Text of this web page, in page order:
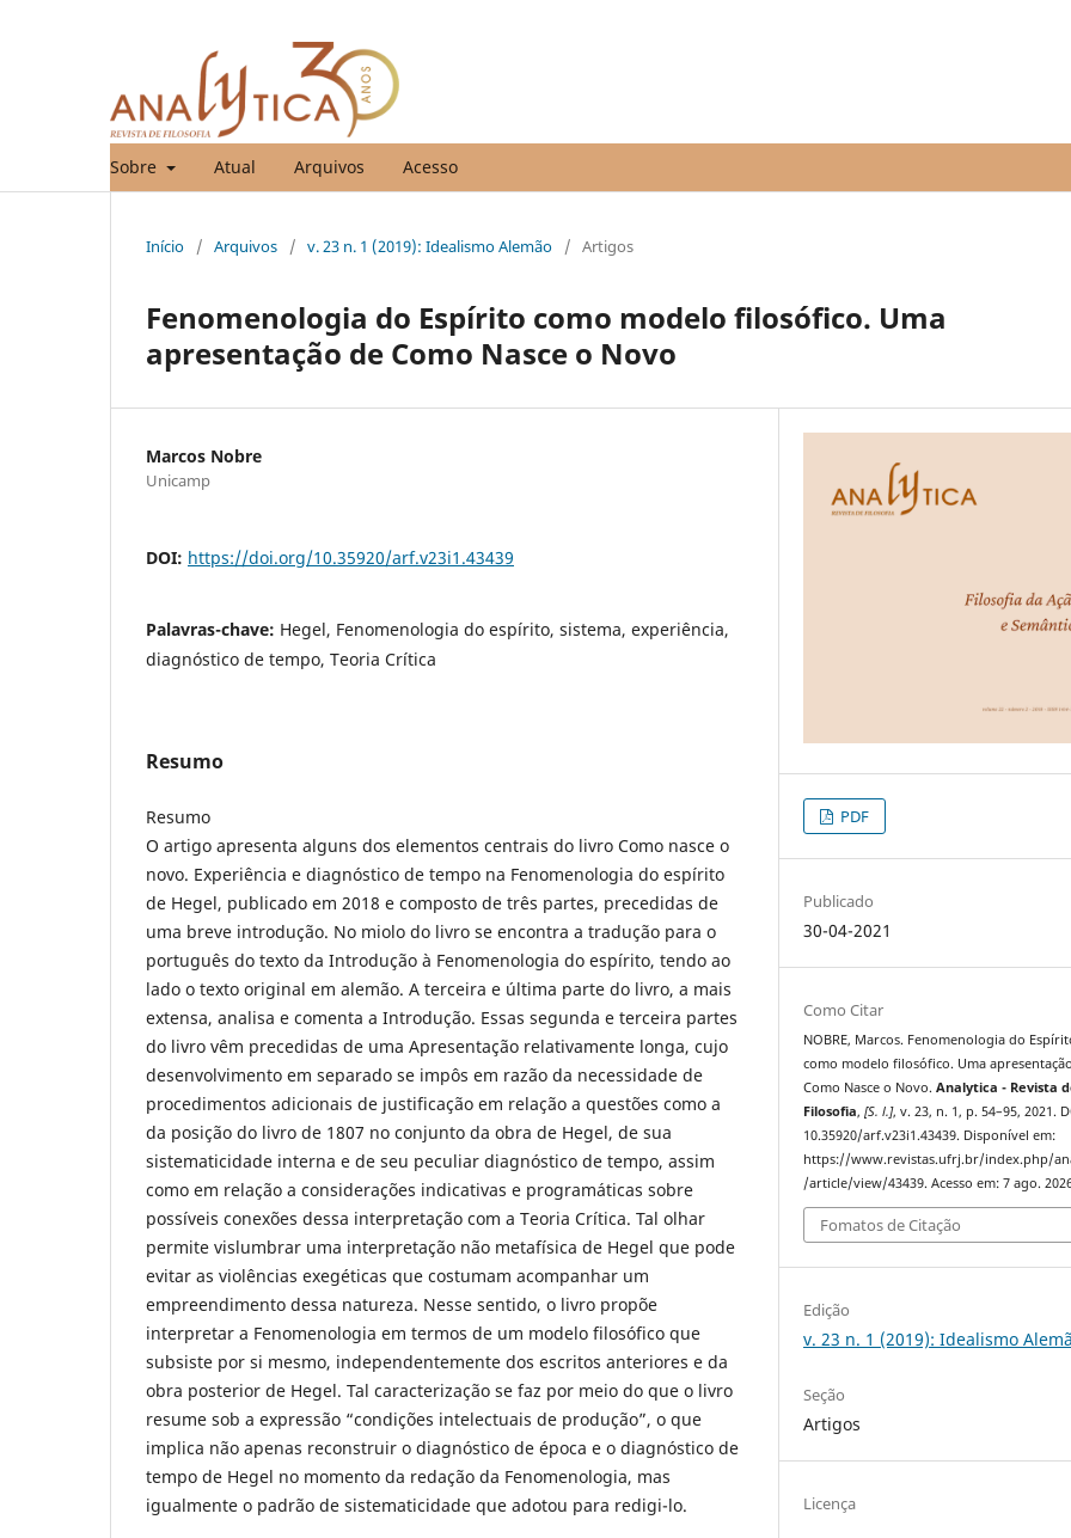
Sobre Atual Arquivos Acesso
Início / Arquivos / v. 23 n. 1 (2019): Idealismo Alemão / Artigos
Fenomenologia do Espírito como modelo filosófico. Uma
apresentação de Como Nasce o Novo
Marcos Nobre
Unicamp
DOI: https://doi.org/10.35920/arf.v23i1.43439
Palavras-chave: Hegel, Fenomenologia do espírito, sistema, experiência,
diagnóstico de tempo, Teoria Crítica
Resumo
Resumo
O artigo apresenta alguns dos elementos centrais do livro Como nasce o
novo. Experiência e diagnóstico de tempo na Fenomenologia do espírito
de Hegel, publicado em 2018 e composto de três partes, precedidas de
uma breve introdução. No miolo do livro se encontra a tradução para o
português do texto da Introdução à Fenomenologia do espírito, tendo ao
lado o texto original em alemão. A terceira e última parte do livro, a mais
extensa, analisa e comenta a Introdução. Essas segunda e terceira partes
do livro vêm precedidas de uma Apresentação relativamente longa, cujo
desenvolvimento em separado se impôs em razão da necessidade de
procedimentos adicionais de justificação em relação a questões como a
da posição do livro de 1807 no conjunto da obra de Hegel, de sua
sistematicidade interna e de seu peculiar diagnóstico de tempo, assim
como em relação a considerações indicativas e programáticas sobre
possíveis conexões dessa interpretação com a Teoria Crítica. Tal olhar
permite vislumbrar uma interpretação não metafísica de Hegel que pode
evitar as violências exegéticas que costumam acompanhar um
empreendimento dessa natureza. Nesse sentido, o livro propõe
interpretar a Fenomenologia em termos de um modelo filosófico que
subsiste por si mesmo, independentemente dos escritos anteriores e da
obra posterior de Hegel. Tal caracterização se faz por meio do que o livro
resume sob a expressão “condições intelectuais de produção”, o que
implica não apenas reconstruir o diagnóstico de época e o diagnóstico de
tempo de Hegel no momento da redação da Fenomenologia, mas
igualmente o padrão de sistematicidade que adotou para redigi-lo.
PDF
Publicado
30-04-2021
Como Citar
NOBRE, Marcos. Fenomenologia do
como modelo filosófico. Uma
Como Nasce o Novo.Analytica - Revista
Filosofia,[S. l.], v. 23, n. 1, p. 54–95, 2021.
10.35920/arf.v23i1.43439. Disponível em:
https://www.revistas.ufrj.br/index.php/
/article/view/43439. Acesso em: 7 ago.
Fomatos de Citação
Edição
v. 23 n. 1 (2019): Idealismo
Seção
Artigos
Licença